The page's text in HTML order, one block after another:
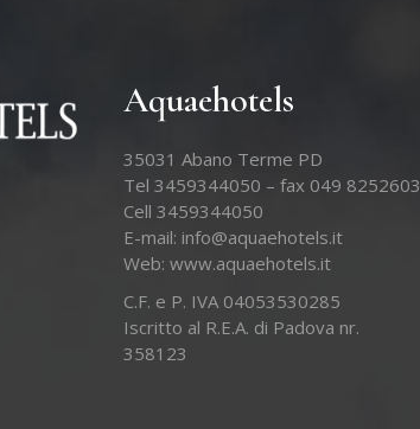
Aquaehotels
35031 Abano Terme PD
Tel 3459344050 – fax 049 8252603
Cell 3459344050
E-mail: info@aquaehotels.it
Web: www.aquaehotels.it
C.F. e P. IVA 04053530285
Iscritto al R.E.A. di Padova nr.
358123